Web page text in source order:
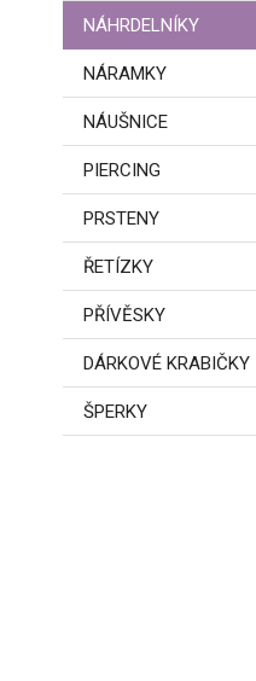
NÁHRDELNÍKY
NÁRAMKY
NÁUŠNICE
PIERCING
PRSTENY
ŘETÍZKY
PŘÍVĚSKY
DÁRKOVÉ KRABIČKY
ŠPERKY